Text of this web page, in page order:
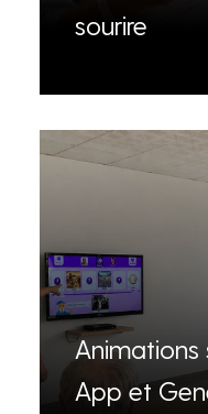
sourire
Animations
App et